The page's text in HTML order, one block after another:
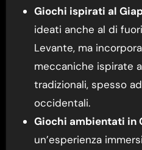
Giochi ispirati al
ideati anche al di
Levante, ma
meccaniche ispirate
tradizionali, spesso
occidentali.
Giochi ambientati in
un’esperienza